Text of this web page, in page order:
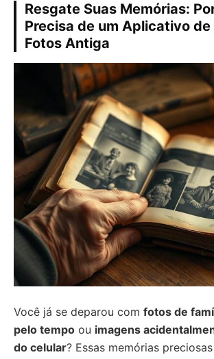
Resgate Suas Memórias:
Precisa de um Aplicativo
Fotos Antiga
Você já se deparou com fotos de
pelo tempo ou imagens
do celular? Essas memórias